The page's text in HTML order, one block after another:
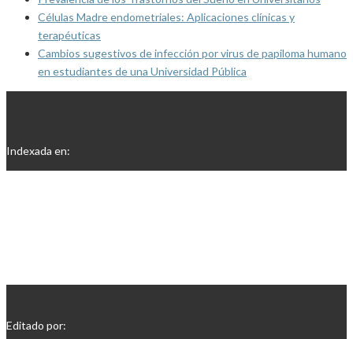
Células Madre endometriales: Aplicaciones clínicas y
terapéuticas
Cambios sugestivos de infección por virus de papiloma humano
en estudiantes de una Universidad Pública
Indexada en:
Editado por: